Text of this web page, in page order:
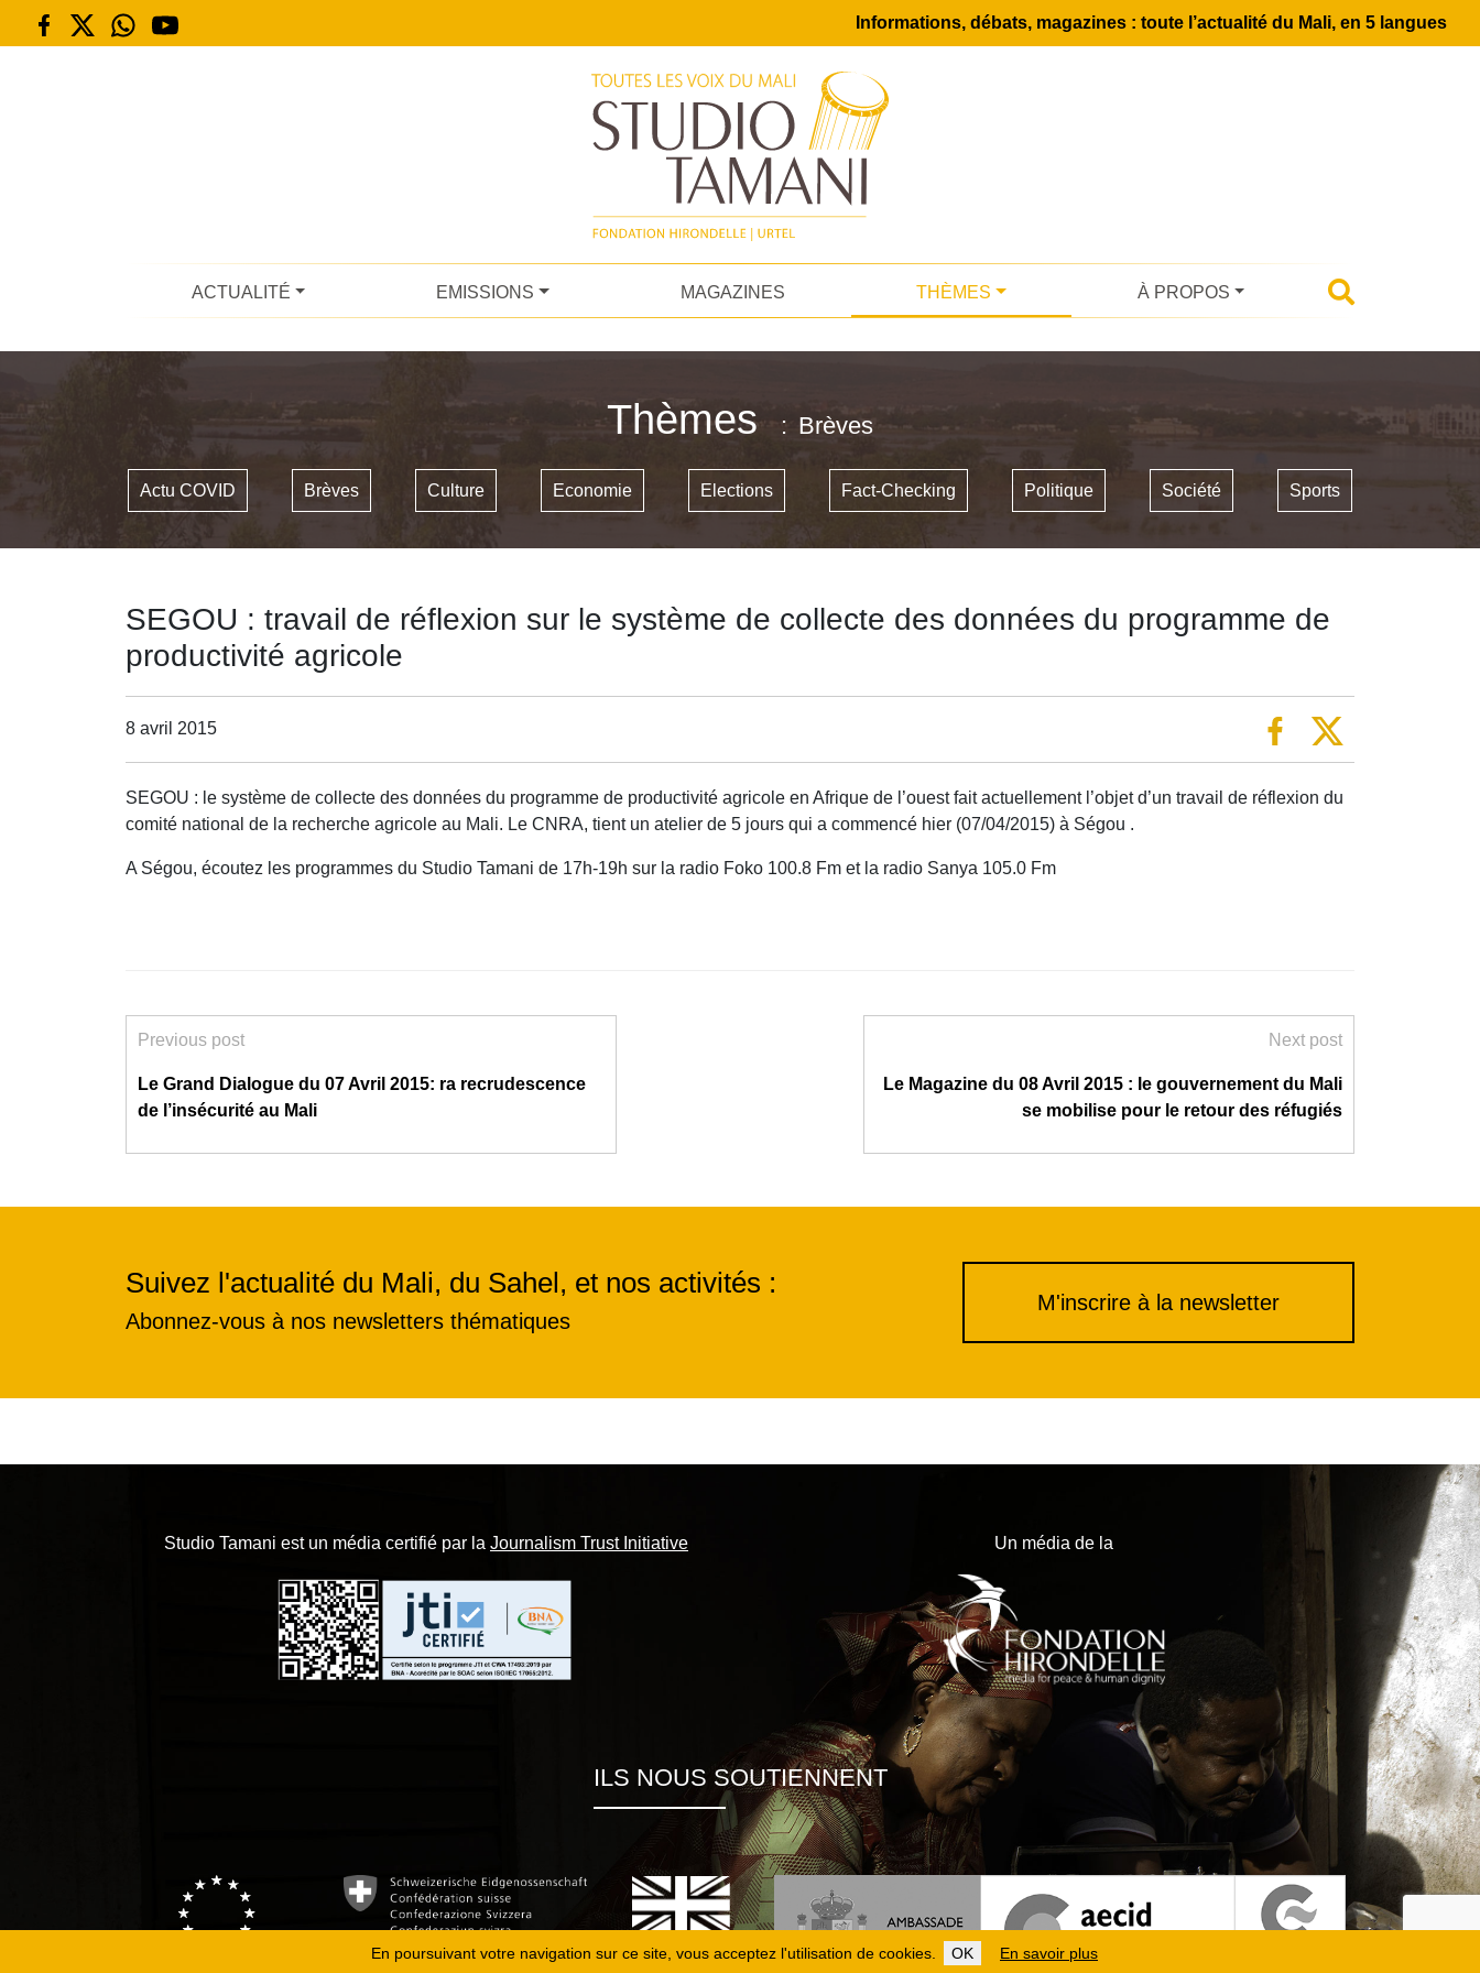
En poursuivant votre navigation sur ce site, vous acceptez l'utilisation de cookies. OK En savoir plus
Informations, débats, magazines : toute l’actualité du Mali, en 5 langues
ACTUALITÉ EMISSIONS MAGAZINES THÈMES À PROPOS
Thèmes Brèves
Actu COVID Brèves Culture Economie Elections Fact-Checking Politique Société Sports
SEGOU : travail de réflexion sur le système de collecte des données du programme de
productivité agricole
8 avril 2015
SEGOU : le système de collecte des données du programme de productivité agricole en Afrique de l’ouest fait actuellement l’objet d’un travail de réflexion du
comité national de la recherche agricole au Mali. Le CNRA, tient un atelier de 5 jours qui a commencé hier (07/04/2015) à Ségou .
A Ségou, écoutez les programmes du Studio Tamani de 17h-19h sur la radio Foko 100.8 Fm et la radio Sanya 105.0 Fm
Previous post
Le Grand Dialogue du 07 Avril 2015: ra recrudescence
de l’insécurité au Mali
Next post
Le Magazine du 08 Avril 2015 : le gouvernement du Mali
se mobilise pour le retour des réfugiés
Suivez l'actualité du Mali, du Sahel, et nos activités :
Abonnez-vous à nos newsletters thématiques
M'inscrire à la newsletter
Studio Tamani est un média certifié par la Journalism Trust Initiative Un média de la
ILS NOUS SOUTIENNENT